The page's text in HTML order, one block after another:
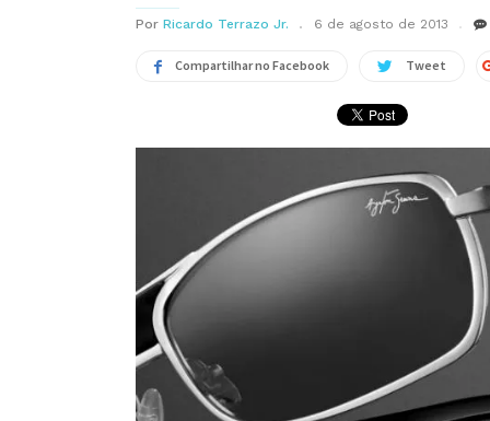
Por Ricardo Terrazo Jr. 6 de agosto de 2013
Compartilhar no Facebook Tweet